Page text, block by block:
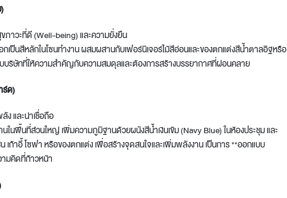
ภาวะที่ดี (Well-being) และความยั่งยืน
อกเป็นสีหลักในโซนทำงาน ผสมผสานกับเฟอร์นิเจอร์ไม้สีอ่อนและของตกแต่งสีน้ำตาลอิฐหรือ
บริษัทที่ให้ความสำคัญกับความสมดุลและต้องการสร้างบรรยากาศที่ผ่อนคลาย
ร์ด)
และน่าเชื่อถือ
นในพื้นที่ส่วนใหญ่ เพิ่มความภูมิฐานด้วยผนังสีน้ำเงินเข้ม (Navy Blue) ในห้องประชุม และ
ก้าอี้ โซฟา หรือของตกแต่ง เพื่อสร้างจุดสนใจและเพิ่มพลังงาน เป็นการ **ออกแบบ
มคิดที่ก้าวหน้า